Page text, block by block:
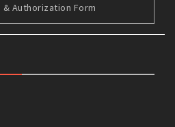
Authorization Form